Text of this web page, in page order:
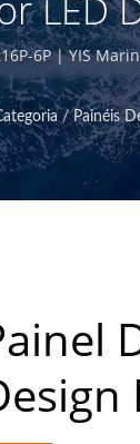
6P | YIS
e ter controle
/ Painéis